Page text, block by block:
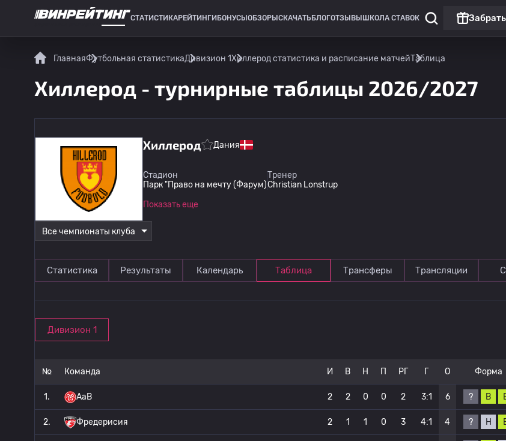
СТАТИСТИКАРЕЙТИНГИ БОНУСЫ ОБЗОРЫ СКАЧАТЬ БЛОГОТЗЫВЫ ШКОЛА СТАВОК
ГлавнаяФутбольная статистикаДивизион 1Хиллерод статистика и расписание матчейТаблица
Хиллерод - турнирные таблицы 2026/2027
Хиллерод Дания
Стадион
Парк "Право на мечту (Фарум)
Тренер
Christian Lonstrup
Показать еще
Все чемпионаты клуба
Статистика Результаты Календарь Таблица Трансферы Трансляции
Дивизион 1
№ Команда И В Н П РГ Г О Форма
1. AaB 2 2 0 0 2 3:1 6 ? В
2. Фредерисия 2 1 1 0 3 4:1 4 ? Н